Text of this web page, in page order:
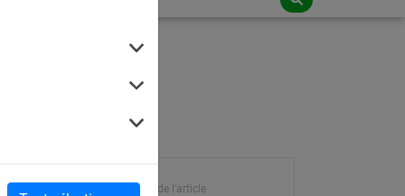
Référence de l'article